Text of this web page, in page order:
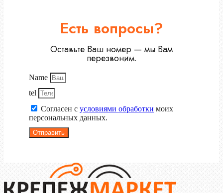
Есть вопросы?
Оставьте Ваш номер — мы Вам
перезвоним.
Name
tel
Согласен с условиями обработки моих
персональных данных.
Отправить